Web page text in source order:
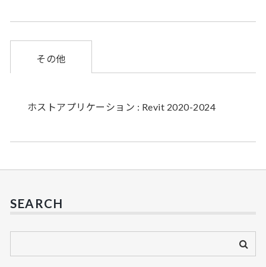
その他
ホストアプリケーション : Revit 2020-2024
SEARCH